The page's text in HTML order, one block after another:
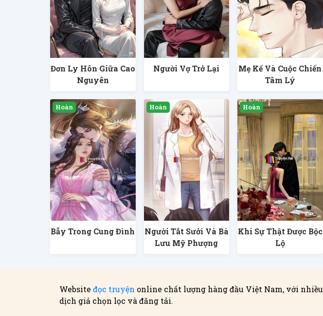
Đơn Ly Hôn Giữa Cao
Nguyên
Người Vợ Trở Lại
Mẹ Kế Và Cuộc Chiến
Tâm Lý
Bẫy Trong Cung Đình
Người Tắt Sưởi Và Bà
Lưu Mỹ Phượng
Khi Sự Thật Được Bộc
Lộ
Website đọc truyện online chất lượng hàng đầu Việt Nam, với nhiều
dịch giả chọn lọc và đăng tải.